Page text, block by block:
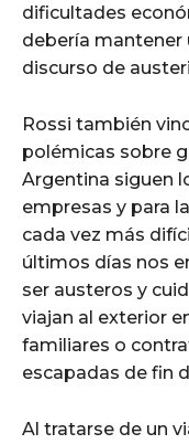
dificultades
debería mantener
discurso de
Rossi también
polémicas sobre
Argentina siguen
empresas y para
cada vez más
últimos días nos
ser austeros y
viajan al exterior
familiares o
escapadas de fin
Al tratarse de un